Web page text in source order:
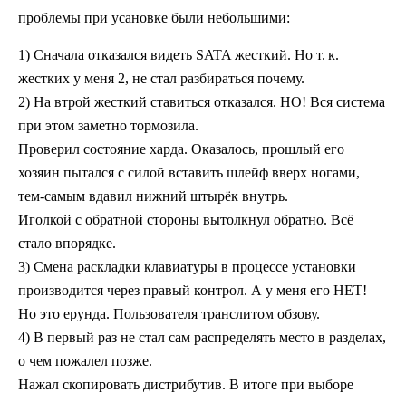
проблемы при усановке были небольшими:
1) Сначала отказался видеть SATA жесткий. Но т. к.
жестких у меня 2, не стал разбираться почему.
2) На втрой жесткий ставиться отказался. НО! Вся система
при этом заметно тормозила.
Проверил состояние харда. Оказалось, прошлый его
хозяин пытался с силой вставить шлейф вверх ногами,
тем-самым вдавил нижний штырёк внутрь.
Иголкой с обратной стороны вытолкнул обратно. Всё
стало впорядке.
3) Смена раскладки клавиатуры в процессе установки
производится через правый контрол. А у меня его НЕТ!
Но это ерунда. Пользователя транслитом обзову.
4) В первый раз не стал сам распределять место в разделах,
о чем пожалел позже.
Нажал скопировать дистрибутив. В итоге при выборе